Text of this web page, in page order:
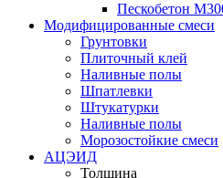
Пескобетон
Модифицированные смеси
Грунтовки
Плиточный клей
Наливные полы
Шпатлевки
Штукатурки
Наливные полы
Морозостойкие смеси
АЦЭИД
Толщина